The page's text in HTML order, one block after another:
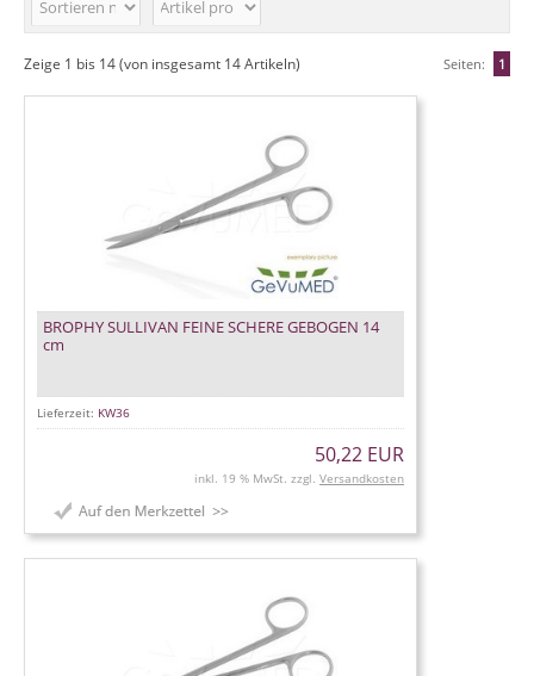
Zeige 1 bis 14(von insgesamt 14Artikeln) Seiten: 1
BROPHY SULLIVAN FEINE SCHERE GEBOGEN 14
cm
Lieferzeit: KW36
50,22 EUR
inkl. 19 % MwSt. zzgl. Versandkosten